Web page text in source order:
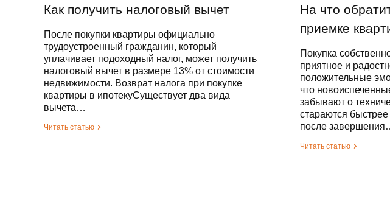
Как получить налоговый вычет
После покупки квартиры официально
трудоустроенный гражданин, который
уплачивает подоходный налог, может получить
налоговый вычет в размере 13% от стоимости
недвижимости. Возврат налога при покупке
квартиры в ипотекуСуществует два вида
вычета…
Читать статью
На что
приемке
Покупка
приятное и
положительные
что
забывают о
стараются
после
Читать статью